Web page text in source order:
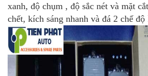
xanh, độ chụm , độ sắc nét và mặt
chết, kích sáng nhanh và đá 2 chế độ